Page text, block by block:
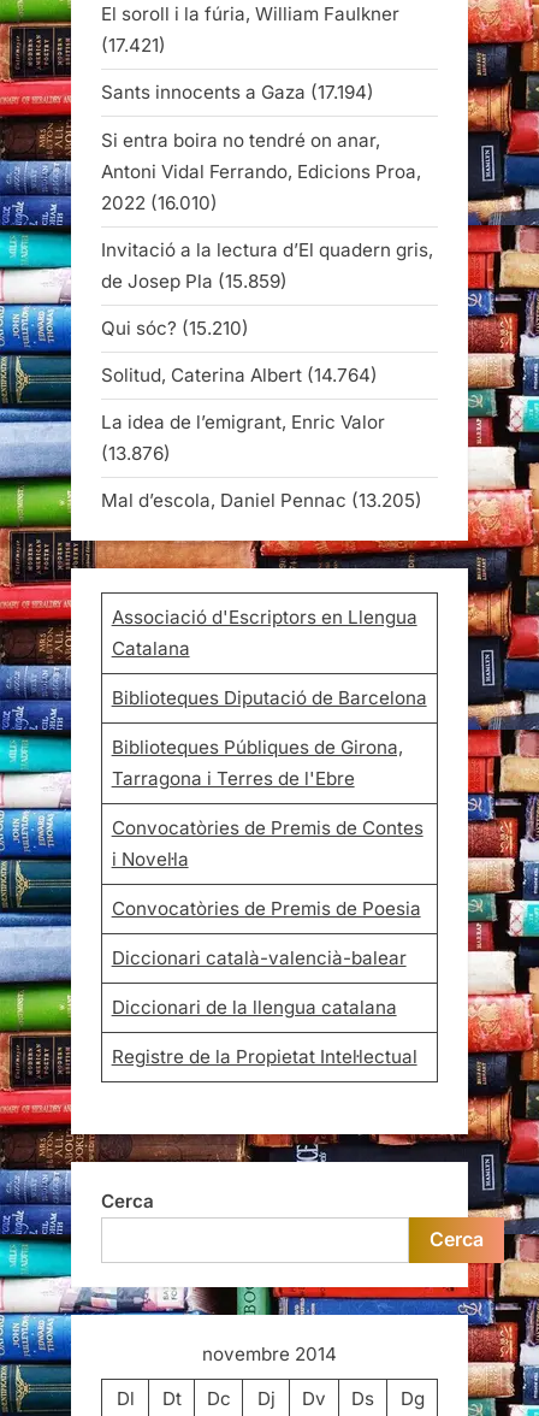
El soroll i la fúria, William Faulkner
(17.421)
Sants innocents a Gaza (17.194)
Si entra boira no tendré on anar,
Antoni Vidal Ferrando, Edicions Proa,
2022 (16.010)
Invitació a la lectura d’El quadern gris,
de Josep Pla (15.859)
Qui sóc? (15.210)
Solitud, Caterina Albert (14.764)
La idea de l’emigrant, Enric Valor
(13.876)
Mal d’escola, Daniel Pennac (13.205)
Associació d'Escriptors en Llengua
Catalana
Biblioteques Diputació de Barcelona
Biblioteques Públiques de Girona,
Tarragona i Terres de l'Ebre
Convocatòries de Premis de Contes
i Novel·la
Convocatòries de Premis de Poesia
Diccionari català-valencià-balear
Diccionari de la llengua catalana
Registre de la Propietat Intel·lectual
Cerca
Cerca
novembre 2014
Dl
Dt Dc Dj Dv Ds
Dg